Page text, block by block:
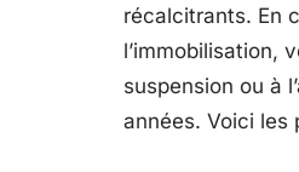
récalcitrants. En
l’immobilisation,
suspension ou à
années. Voici les